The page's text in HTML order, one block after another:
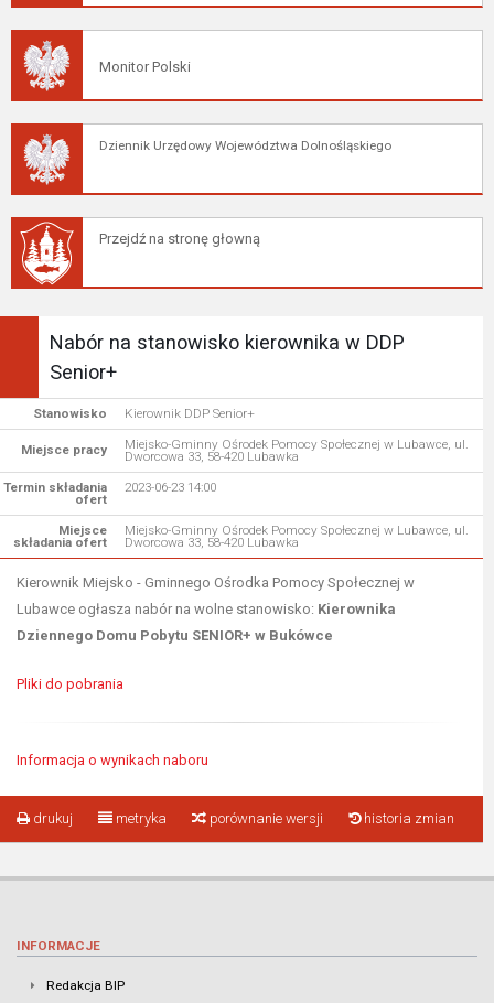
Monitor Polski
Dziennik Urzędowy Województwa Dolnośląskiego
Przejdź na stronę głowną
Nabór na stanowisko kierownika w DDP
Senior+
Stanowisko Kierownik DDP Senior+
Miejsce pracy Miejsko-Gminny Ośrodek Pomocy Społecznej w Lubawce, ul.
Dworcowa 33, 58-420 Lubawka
Termin składania
ofert
2023-06-23 14:00
Miejsce
składania ofert
Miejsko-Gminny Ośrodek Pomocy Społecznej w Lubawce, ul.
Dworcowa 33, 58-420 Lubawka
Kierownik Miejsko - Gminnego Ośrodka Pomocy Społecznej w
Lubawce ogłasza nabór na wolne stanowisko: Kierownika
Dziennego Domu Pobytu SENIOR+ w Bukówce
Pliki do pobrania
Informacja o wynikach naboru
drukuj metryka porównanie wersji historia zmian
INFORMACJE
Redakcja BIP